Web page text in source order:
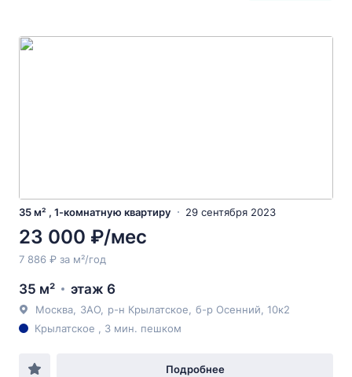
35 м² , 1-комнатную квартиру 29 сентября 2023
23 000 ₽/мес
7 886 ₽ за м²/год
35 м² этаж 6
Москва ЗАО р-н Крылатское б-р Осенний , 10к2
Крылатское , 3 мин. пешком
Подробнее